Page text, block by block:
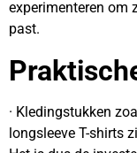
experimenteren om
past.
· Kledingstukken
longsleeve T-shirts